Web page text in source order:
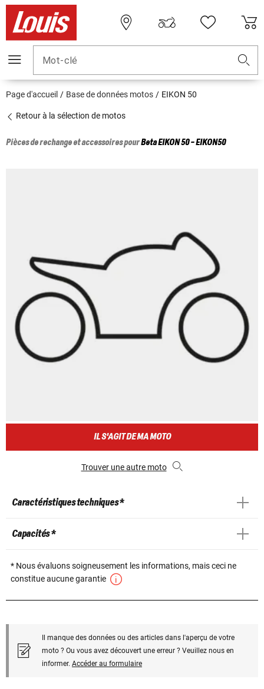
Mot-clé
Page d'accueil Base de données motos EIKON 50
Retour à la sélection de motos
Pièces de rechange et accessoires pourBetaEIKON 50 - EIKON50
IL S'AGIT DE MA MOTO
Trouver une autre moto
Caractéristiques techniques *
Capacités *
* Nous évaluons soigneusement les informations, mais ceci ne
constitue aucune garantie
Il manque des données ou des articles dans l'aperçu de votre
moto ? Ou vous avez découvert une erreur ? Veuillez nous en
informer. Accéder au formulaire